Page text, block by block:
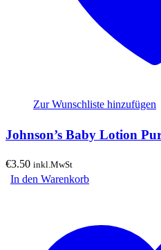
Zur Wunschliste hinzufügen
Johnson’s Baby Lotion
€3.50 inkl.MwSt
In den Warenkorb